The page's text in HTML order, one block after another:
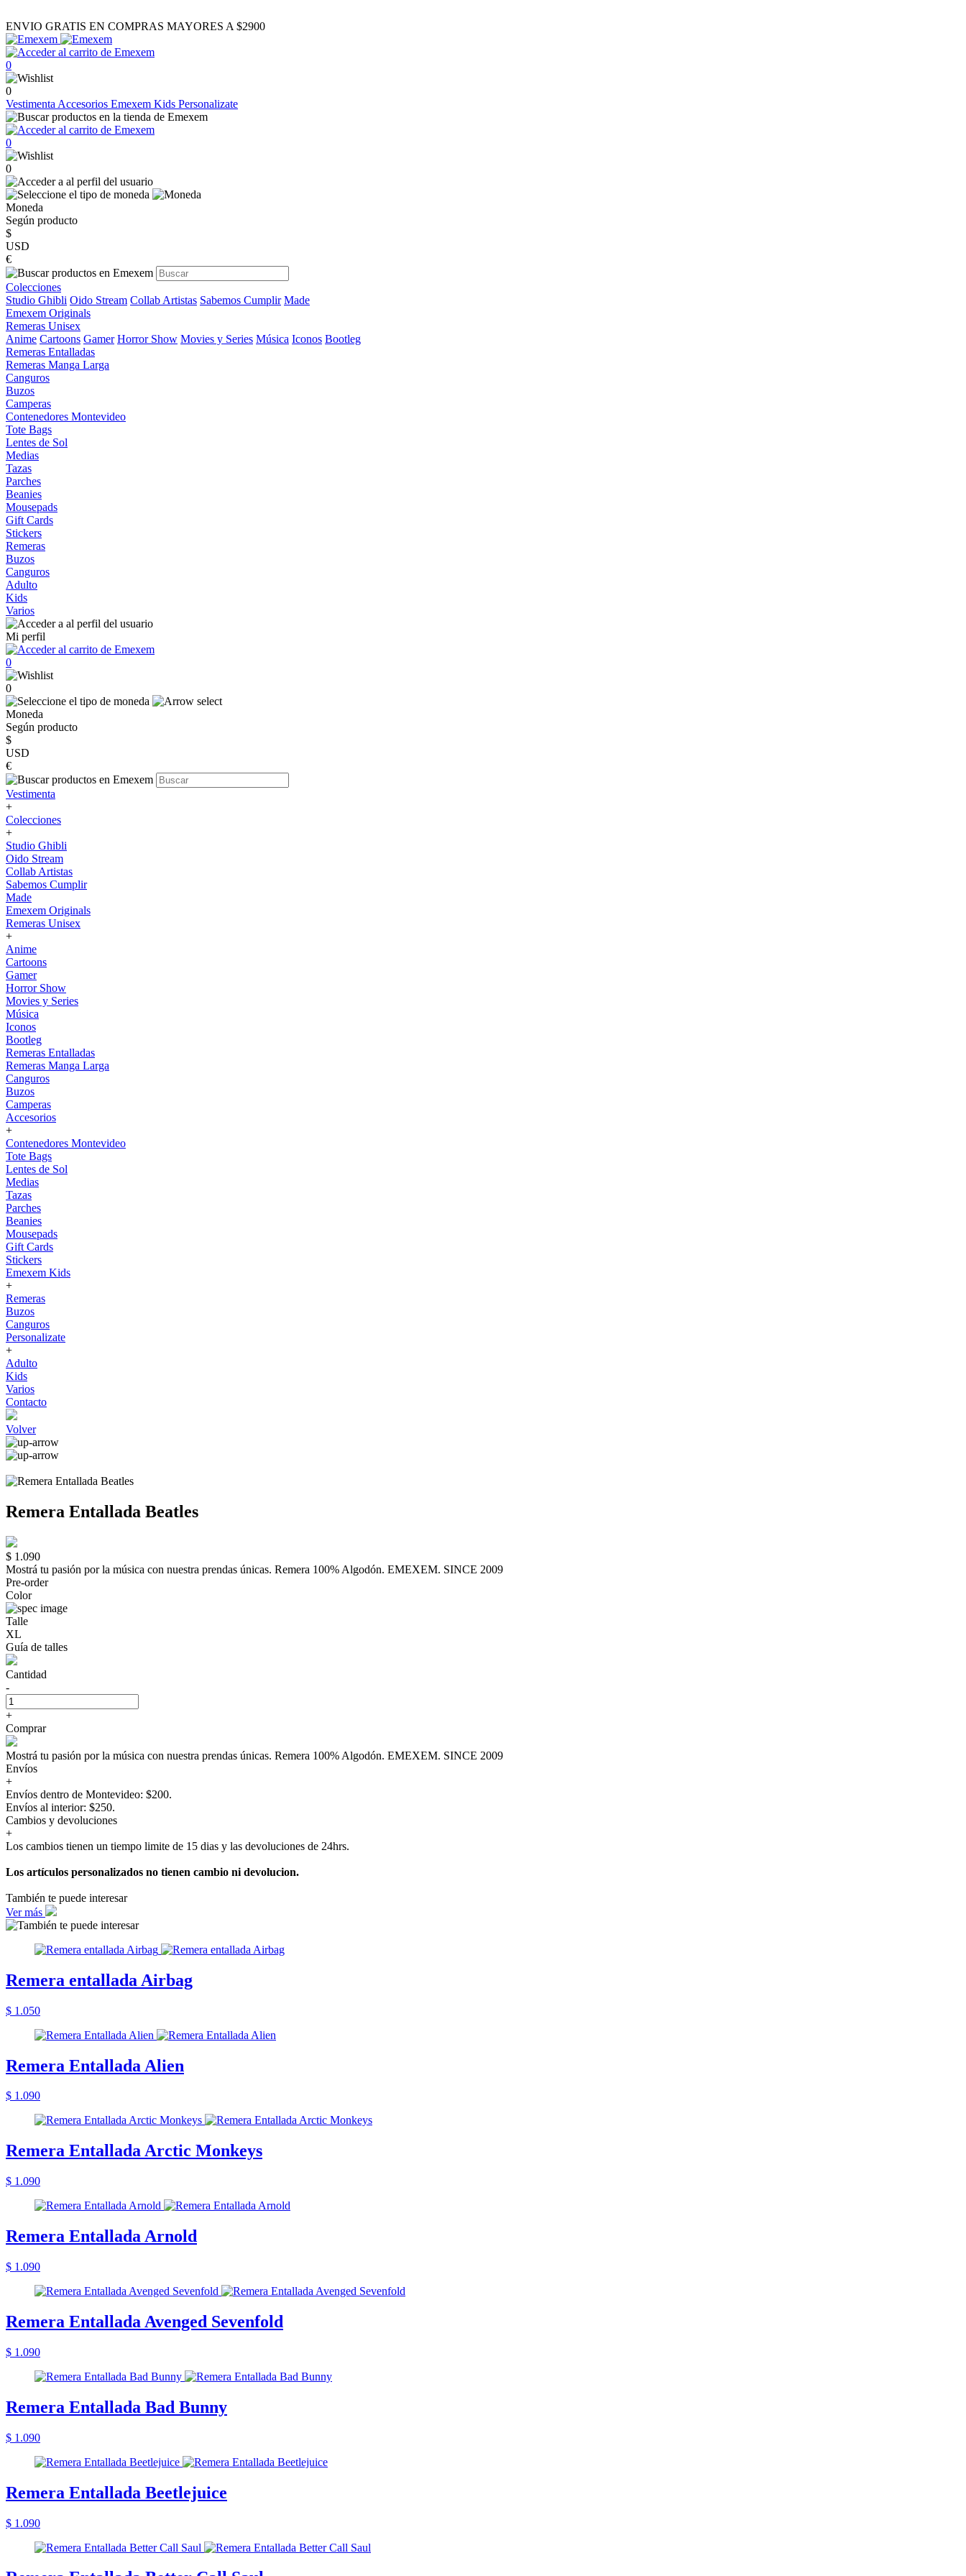
ENVIO GRATIS EN COMPRAS MAYORES A $2900
0
0
Vestimenta Accesorios Emexem Kids Personalizate
0
0
Moneda
Según producto
$
USD
€
Colecciones
Studio Ghibli Oido Stream Collab Artistas Sabemos Cumplir Made
Emexem Originals
Remeras Unisex
Anime Cartoons Gamer Horror Show Movies y Series Música Iconos Bootleg
Remeras Entalladas
Remeras Manga Larga
Canguros
Buzos
Camperas
Contenedores Montevideo
Tote Bags
Lentes de Sol
Medias
Tazas
Parches
Beanies
Mousepads
Gift Cards
Stickers
Remeras
Buzos
Canguros
Adulto
Kids
Varios
Mi perfil
0
0
Moneda
Según producto
$
USD
€
Vestimenta
+
Colecciones
+
Studio Ghibli
Oido Stream
Collab Artistas
Sabemos Cumplir
Made
Emexem Originals
Remeras Unisex
+
Anime
Cartoons
Gamer
Horror Show
Movies y Series
Música
Iconos
Bootleg
Remeras Entalladas
Remeras Manga Larga
Canguros
Buzos
Camperas
Accesorios
+
Contenedores Montevideo
Tote Bags
Lentes de Sol
Medias
Tazas
Parches
Beanies
Mousepads
Gift Cards
Stickers
Emexem Kids
+
Remeras
Buzos
Canguros
Personalizate
+
Adulto
Kids
Varios
Contacto
Volver
Remera Entallada Beatles
$ 1.090
Mostrá tu pasión por la música con nuestra prendas únicas. Remera 100% Algodón. EMEXEM. SINCE 2009
Pre-order
Color
Talle
XL
Guía de talles
Cantidad
-
+
Comprar
Mostrá tu pasión por la música con nuestra prendas únicas. Remera 100% Algodón. EMEXEM. SINCE 2009
Envíos
+
Envíos dentro de Montevideo: $200.
Envíos al interior: $250.
Cambios y devoluciones
+
Los cambios tienen un tiempo limite de 15 dias y las devoluciones de 24hrs.
Los artículos personalizados no tienen cambio ni devolucion.
También te puede interesar
Ver más
Remera entallada Airbag
$ 1.050
Remera Entallada Alien
$ 1.090
Remera Entallada Arctic Monkeys
$ 1.090
Remera Entallada Arnold
$ 1.090
Remera Entallada Avenged Sevenfold
$ 1.090
Remera Entallada Bad Bunny
$ 1.090
Remera Entallada Beetlejuice
$ 1.090